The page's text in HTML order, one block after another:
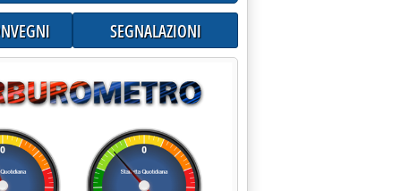
internazionale e il piano di Macron'
SEGNALAZIONI